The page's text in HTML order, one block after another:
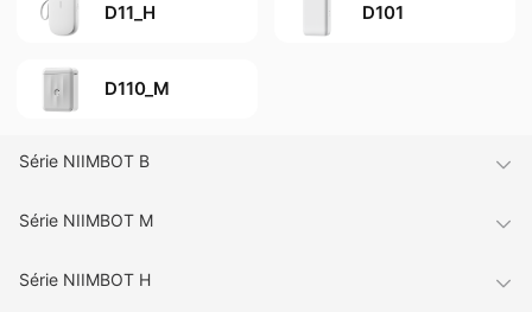
D11_H D101
D110_M
Série NIIMBOT B
Série NIIMBOT M
Série NIIMBOT H